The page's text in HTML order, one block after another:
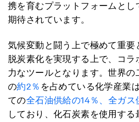
携を育むプラットフォームとし
期待されています。
気候変動と闘う上で極めて重要
脱炭素化を実現する上で、コラ
力なツールとなります。世界の
の約2％ を占めている化学産業
ての全石油供給の14％、全ガス
しており、化石炭素を使用する